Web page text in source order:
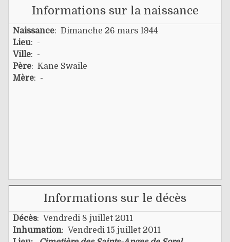
Informations sur la naissance
Naissance: Dimanche 26 mars 1944
Lieu: -
Ville: -
Père: Kane Swaile
Mère: -
Informations sur le décès
Décès: Vendredi 8 juillet 2011
Inhumation: Vendredi 15 juillet 2011